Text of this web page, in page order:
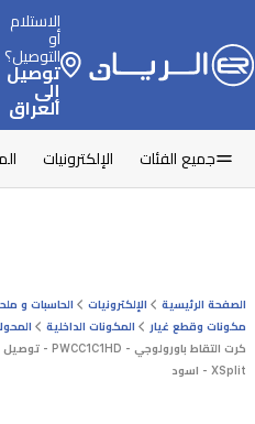
الاستلام
أو
التوصيل؟
توصيل
إلى
العراق
جميع الفئات الإلكترونيات
الصفحة الرئيسية الإلكترونيات الحاسبات و
مكونات وقطع غيار
المكونات الداخلية
XSplit - اسود